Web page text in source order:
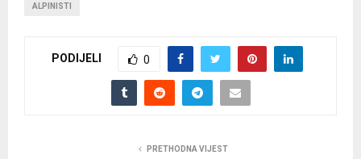
ALPINISTI
PODIJELI 0
PRETHODNA VIJEST